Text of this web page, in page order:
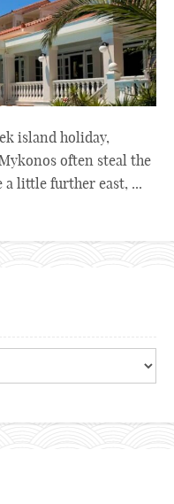
island holiday,
often steal the
a little further east, ...